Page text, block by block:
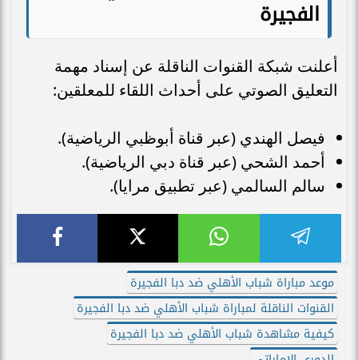
الفجيرة
​أعلنت شبكة القنوات الناقلة عن إسناد مهمة
التعليق الصوتي على أحداث اللقاء للمعلقين:
​فيصل الهندي (عبر قناة أبوظبي الرياضية).
​أحمد الشحي (عبر قناة دبي الرياضية).
​سالم السالمي (عبر تطبيق مرايا).
موعد مباراة شباب الأهلي ضد دبا الفجيرة
القنوات الناقلة لمباراة شباب الأهلي ضد دبا الفجيرة
كيفية مشاهدة شباب الأهلي ضد دبا الفجيرة